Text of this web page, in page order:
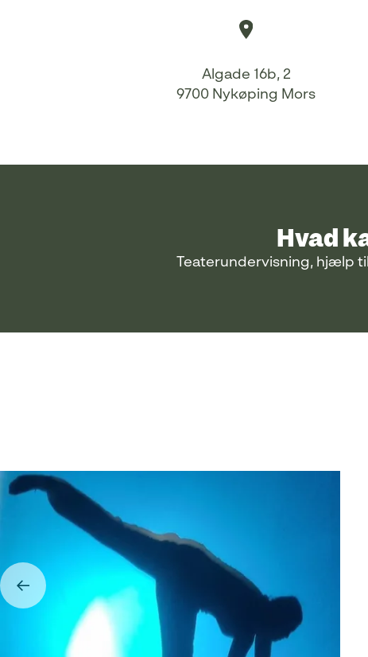
Algade 16b, 2
9700 Nykøping Mors
Hvad
Teaterundervisning, hjælp